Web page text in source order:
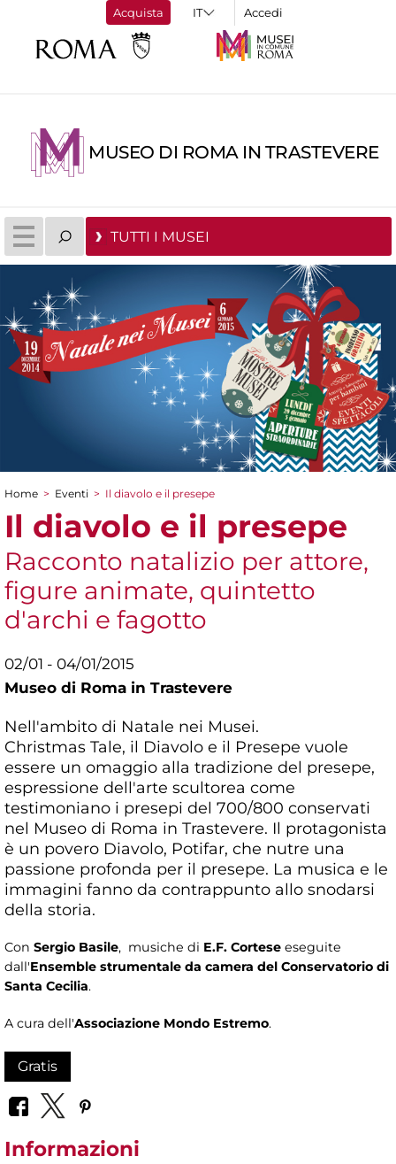
Acquista Accedi
MUSEO DI ROMA IN TRASTEVERE
TUTTI I MUSEI
Tu sei qui
Home > Eventi > Il diavolo e il presepe
Il diavolo e il presepe
Racconto natalizio per attore,
figure animate, quintetto
d'archi e fagotto
02/01 - 04/01/2015
Museo di Roma in Trastevere
Nell'ambito di Natale nei Musei.
Christmas Tale, il Diavolo e il Presepe vuole
essere un omaggio alla tradizione del presepe,
espressione dell'arte scultorea come
testimoniano i presepi del 700/800 conservati
nel Museo di Roma in Trastevere. Il protagonista
è un povero Diavolo, Potifar, che nutre una
passione profonda per il presepe. La musica e le
immagini fanno da contrappunto allo snodarsi
della storia.
Con Sergio Basile, musiche di E.F. Cortese eseguite
dall'Ensemble strumentale da camera del Conservatorio di
Santa Cecilia.
A cura dell'Associazione Mondo Estremo.
Gratis
Informazioni